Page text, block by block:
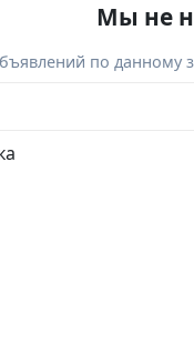
Мы не
по данному